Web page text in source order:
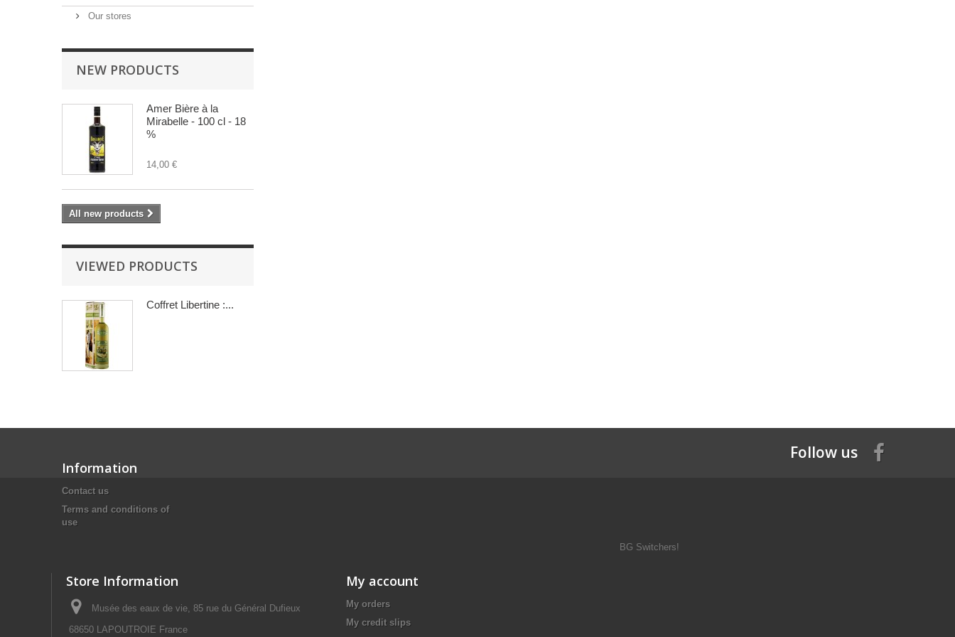
Our stores
NEW PRODUCTS
Amer Bière à la
Mirabelle - 100 cl - 18
%
14,00 €
All new products
VIEWED PRODUCTS
Coffret Libertine :...
Information
Contact us
Terms and conditions of
use
Follow us
Store Information
Musée des eaux de vie, 85 rue du Général Dufieux
68650 LAPOUTROIE France
My account
My orders
My credit slips
BG Switchers!